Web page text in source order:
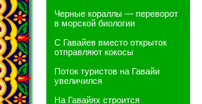
Черные кораллы — переворот
в морской биологии
С Гавайев вместо открыток
отправляют кокосы
Поток туристов на Гавайи
увеличился
На Гавайях строится